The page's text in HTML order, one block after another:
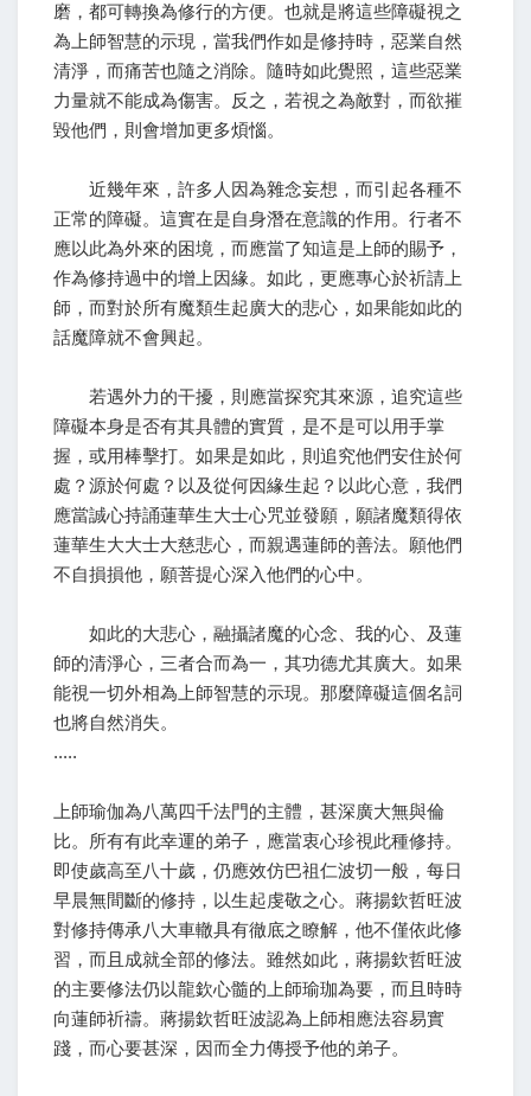
磨，都可轉換為修行的方便。也就是將這些障礙視之
為上師智慧的示現，當我們作如是修持時，惡業自然
清淨，而痛苦也隨之消除。隨時如此覺照，這些惡業
力量就不能成為傷害。反之，若視之為敵對，而欲摧
毀他們，則會增加更多煩惱。
近幾年來，許多人因為雜念妄想，而引起各種不
正常的障礙。這實在是自身潛在意識的作用。行者不
應以此為外來的困境，而應當了知這是上師的賜予，
作為修持過中的增上因緣。如此，更應專心於祈請上
師，而對於所有魔類生起廣大的悲心，如果能如此的
話魔障就不會興起。
若遇外力的干擾，則應當探究其來源，追究這些
障礙本身是否有其具體的實質，是不是可以用手掌
握，或用棒擊打。如果是如此，則追究他們安住於何
處？源於何處？以及從何因緣生起？以此心意，我們
應當誠心持誦蓮華生大士心咒並發願，願諸魔類得依
蓮華生大大士大慈悲心，而親遇蓮師的善法。願他們
不自損損他，願菩提心深入他們的心中。
如此的大悲心，融攝諸魔的心念、我的心、及蓮
師的清淨心，三者合而為一，其功德尤其廣大。如果
能視一切外相為上師智慧的示現。那麼障礙這個名詞
也將自然消失。
.....
上師瑜伽為八萬四千法門的主體，甚深廣大無與倫
比。所有有此幸運的弟子，應當衷心珍視此種修持。
即使歲高至八十歲，仍應效仿巴祖仁波切一般，每日
早晨無間斷的修持，以生起虔敬之心。蔣揚欽哲旺波
對修持傳承八大車轍具有徹底之瞭解，他不僅依此修
習，而且成就全部的修法。雖然如此，蔣揚欽哲旺波
的主要修法仍以龍欽心髓的上師瑜珈為要，而且時時
向蓮師祈禱。蔣揚欽哲旺波認為上師相應法容易實
踐，而心要甚深，因而全力傳授予他的弟子。